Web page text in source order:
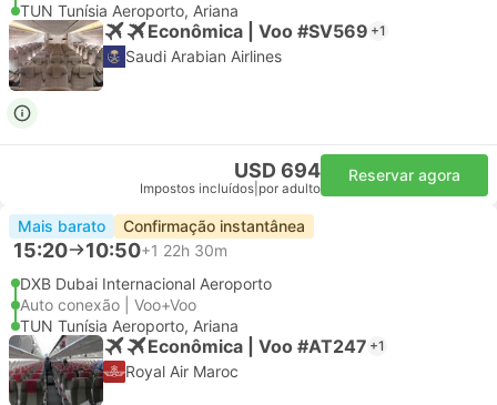
TUN Tunísia Aeroporto, Ariana
Econômica | Voo #SV569 +1
Saudi Arabian Airlines
USD 694
Impostos incluídos por adulto
Reservar agora
Mais barato Confirmação instantânea
15:20 10:50+1 22h 30m
DXB Dubai Internacional Aeroporto
Auto conexão | Voo+Voo
TUN Tunísia Aeroporto, Ariana
Econômica | Voo #AT247 +1
Royal Air Maroc